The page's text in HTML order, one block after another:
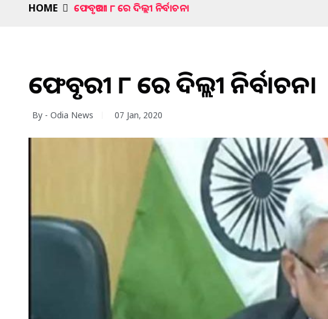
HOME ଫେବୃଆରୀ ୮ ରେ ଦିଲ୍ଲୀ ନିର୍ବାଚନ।
ଫେବୃଆରୀ ୮ ରେ ଦିଲ୍ଲୀ ନିର୍ବାଚନ।
By - Odia News 07 Jan, 2020